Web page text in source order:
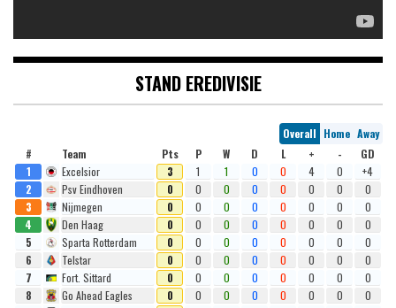
STAND EREDIVISIE
Overall Home Away
#
Team Pts P W D L + -
GD
1
Excelsior 3 1 1 0 0 4 0
+4
2
Psv Eindhoven 0 0 0 0 0 0 0
0
3
Nijmegen 0 0 0 0 0 0 0
0
4
Den Haag 0 0 0 0 0 0 0
0
5
Sparta Rotterdam 0 0 0 0 0 0 0
0
6
Telstar 0 0 0 0 0 0 0
0
7
Fort. Sittard 0 0 0 0 0 0 0
0
8
Go Ahead Eagles 0 0 0 0 0 0 0
0